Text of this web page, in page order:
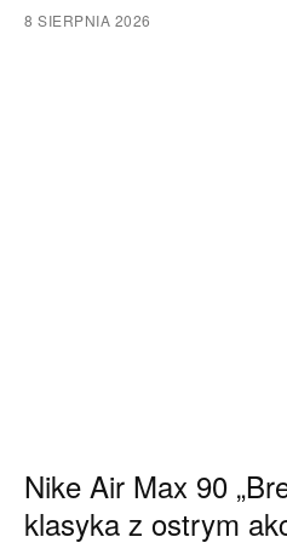
8 SIERPNIA 2026
Nike Air Max 90
klasyka z ostrym